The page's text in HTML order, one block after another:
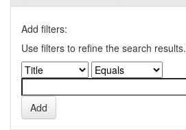
Add filters:
Use filters to refine the search results.